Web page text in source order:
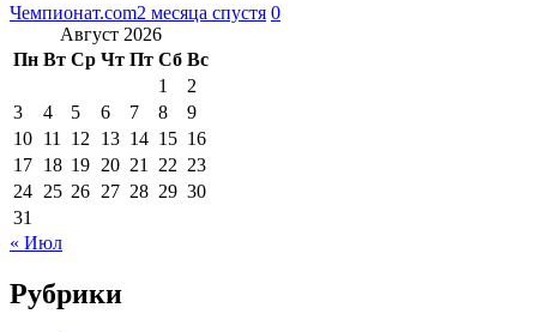
Чемпионат.com2 месяца спустя 0
Август 2026
Пн Вт Ср Чт Пт Сб Вс
1
2
3
4 5 6 7 8
9
10 11 12 13 14 15 16
17 18 19 20 21 22 23
24 25 26 27 28 29 30
31
« Июл
Рубрики